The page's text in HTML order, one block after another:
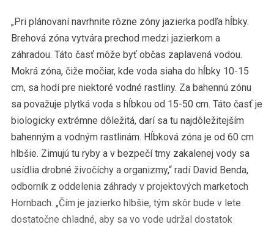
„Pri plánovaní navrhnite rôzne zóny jazierka podľa hĺbky.
Brehová zóna vytvára prechod medzi jazierkom a
záhradou. Táto časť môže byť občas zaplavená vodou.
Mokrá zóna, čiže močiar, kde voda siaha do hĺbky 10-15
cm, sa hodí pre niektoré vodné rastliny. Za bahennú zónu
sa považuje plytká voda s hĺbkou od 15-50 cm. Táto časť je
biologicky extrémne dôležitá, darí sa tu najdôležitejším
bahenným a vodným rastlinám. Hĺbková zóna je od 60 cm
hlbšie. Zimujú tu ryby a v bezpečí tmy zakalenej vody sa
usídlia drobné živočíchy a organizmy,“ radí David Benda,
odborník z oddelenia záhrady v projektových marketoch
Hornbach. „Čím je jazierko hlbšie, tým skôr bude v lete
dostatočne chladné, aby sa vo vode udržal dostatok